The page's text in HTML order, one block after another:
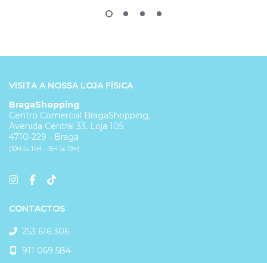
VISITA A NOSSA LOJA FÍSICA
BragaShopping
Centro Comercial BragaShopping,
Avenida Central 33, Loja 105
4710-229 - Braga
(10H às 14H - 15H às 19H)
CONTACTOS
253 616 306
911 069 584